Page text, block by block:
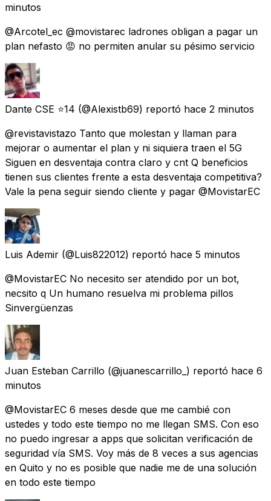
minutos
@Arcotel_ec @movistarec ladrones obligan a pagar un
plan nefasto 😡 no permiten anular su pésimo servicio
Dante CSE ⭐14 (@Alexistb69) reportó hace 2 minutos
@revistavistazo Tanto que molestan y llaman para
mejorar o aumentar el plan y ni siquiera traen el 5G
Siguen en desventaja contra claro y cnt Q beneficios
tienen sus clientes frente a esta desventaja competitiva?
Vale la pena seguir siendo cliente y pagar @MovistarEC
Luis Ademir (@Luis822012) reportó hace 5 minutos
@MovistarEC No necesito ser atendido por un bot,
necsito q Un humano resuelva mi problema pillos
Sinvergüenzas
Juan Esteban Carrillo (@juanescarrillo_) reportó hace 6
minutos
@MovistarEC 6 meses desde que me cambié con
ustedes y todo este tiempo no me llegan SMS. Con eso
no puedo ingresar a apps que solicitan verificación de
seguridad vía SMS. Voy más de 8 veces a sus agencias
en Quito y no es posible que nadie me de una solución
en todo este tiempo